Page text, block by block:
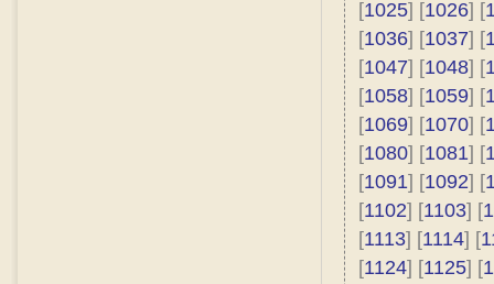
[1025] [1026] [
[1036] [1037] [
[1047] [1048] [
[1058] [1059] [
[1069] [1070] [
[1080] [1081] [
[1091] [1092] [
[1102] [1103] [
[1113] [1114] [
[1124] [1125] [